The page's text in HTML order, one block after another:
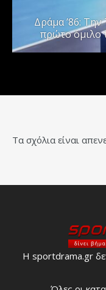
Δράμα ’86:
πρώτο όμιλο
Τα σχόλια είναι
Η sportdrama.gr